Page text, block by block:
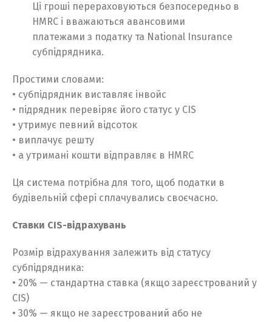
Ці гроші перераховуються безпосередньо в
HMRC і вважаються авансовими
платежами з податку та National Insurance
субпідрядника.
Простими словами:
• субпідрядник виставляє інвойс
• підрядник перевіряє його статус у CIS
• утримує певний відсоток
• виплачує решту
• а утримані кошти відправляє в HMRC
Ця система потрібна для того, щоб податки в
будівельній сфері сплачувались своєчасно.
Ставки CIS-відрахувань
Розмір відрахування залежить від статусу
субпідрядника:
• 20% — стандартна ставка (якщо зареєстрований у
CIS)
• 30% — якщо не зареєстрований або не